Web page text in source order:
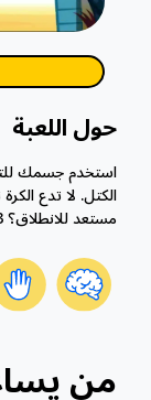
حول اللعبة
استخدم جسمك
الكتل. لا تدع
مستعد للانطلاق؟ 3... 2... 1... انطلاق!
من